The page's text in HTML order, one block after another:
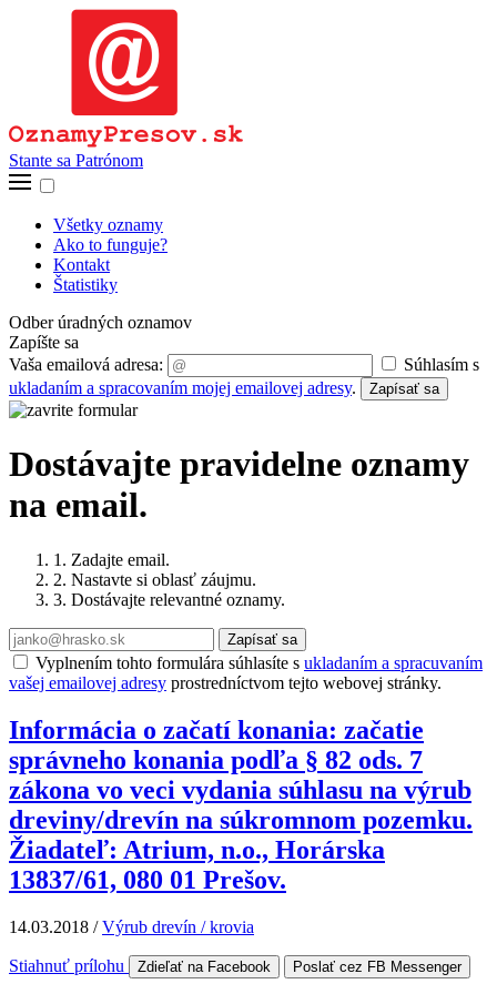
Stante sa Patrónom
Všetky oznamy
Ako to funguje?
Kontakt
Štatistiky
Odber úradných oznamov
Zapíšte sa
Vaša emailová adresa:
Súhlasím s
ukladaním a spracovaním mojej emailovej adresy. Zapísať sa
Dostávajte pravidelne oznamy
na email.
1. Zadajte email.
2. Nastavte si oblasť záujmu.
3. Dostávajte relevantné oznamy.
Zapísať sa
Vyplnením tohto formulára súhlasíte s ukladaním a spracuvaním
vašej emailovej adresy prostredníctvom tejto webovej stránky.
Informácia o začatí konania: začatie
správneho konania podľa § 82 ods. 7
zákona vo veci vydania súhlasu na výrub
dreviny/drevín na súkromnom pozemku.
Žiadateľ: Atrium, n.o., Horárska
13837/61, 080 01 Prešov.
14.03.2018 /Výrub drevín / krovia
Stiahnuť prílohu Zdieľať na Facebook Poslať cez FB Messenger